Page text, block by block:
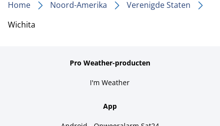
Home Noord-Amerika
Verenigde Staten
Wichita
Pro Weather-producten
I'm Weather
App